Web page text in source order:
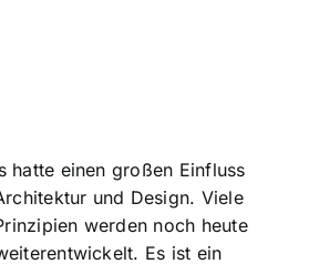
hatte einen großen Einfluss
und Design. Viele
werden noch heute
Es ist ein